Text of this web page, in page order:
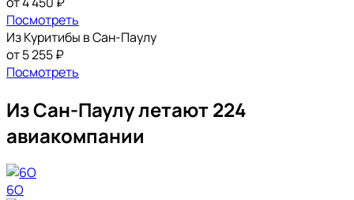
Посмотреть
Из Куритибы в Сан-Паулу
от 5 255 ₽
Посмотреть
Из Сан-Паулу летают 224
авиакомпании
6O